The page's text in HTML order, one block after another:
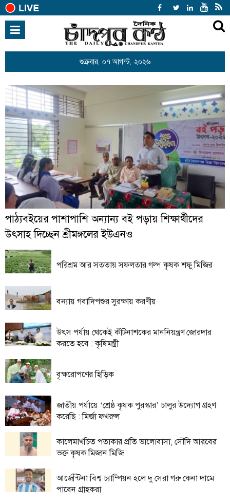
শুক্রবার, ০৭ আগস্ট, ২০২৬
হোম
জাতীয়
আন্তর্জাতিক
রাজনীতি
খেলাধুলা
বিনোদন
অর্থনীতি
শিক্ষা
স্বাস্থ্য
সারাদেশ
ফিচার
সম্পাদকীয়
অন্যান্য
আইন-
আদালত
উপ-
সম্পাদকীয়
ও
প্রকৃতি
অপরাধ
চাঁদপুর
জেলার
খবর
প্রবাস
তথ্য-
প্রযুক্তি
কৃষি কণ্ঠ
পাঠ্যবইয়ের পাশাপাশি অন্যান্য বই পড়ায় শিক্ষার্থীদের
উৎসাহ দিচ্ছেন শ্রীমঙ্গলের ইউএনও
পরিশ্রম আর সততায় সফলতার গল্প কৃষক শফু মিজির
বন্যায় গবাদিপশুর সুরক্ষায় করণীয়
উৎস পর্যায় থেকেই কীটনাশকের মাননিয়ন্ত্রণ জোরদার
করতে হবে : কৃষিমন্ত্রী
বৃক্ষরোপণের হিড়িক
জাতীয় পর্যায়ে ‘শ্রেষ্ঠ কৃষক পুরস্কার’ চালুর উদ্যোগ গ্রহণ
করেছি : মির্জা ফখরুল
কালেমাখচিত পতাকার প্রতি ভালোবাসা, সৌদি আরবের
ভক্ত কৃষক মিজান মিজি
আর্জেন্টিনা বিশ্ব চ্যাম্পিয়ন হলে দু সেরা গরু কেনা দামে
পাবেন গ্রাহকরা